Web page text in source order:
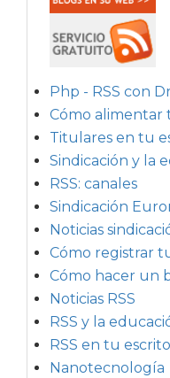
Php - RSS con
Cómo alimentar
Titulares en tu
Sindicación y la
RSS: canales
Sindicación
Noticias
Cómo registrar
Cómo hacer un
Noticias RSS
RSS y la
RSS en tu
Nanotecnología